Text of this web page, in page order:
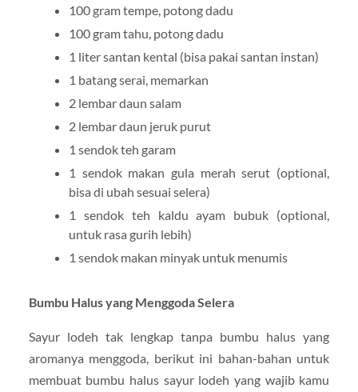
100 gram tempe, potong dadu
100 gram tahu, potong dadu
1 liter santan kental (bisa pakai santan instan)
1 batang serai, memarkan
2 lembar daun salam
2 lembar daun jeruk purut
1 sendok teh garam
1 sendok makan gula merah serut (optional,
bisa di ubah sesuai selera)
1 sendok teh kaldu ayam bubuk (optional,
untuk rasa gurih lebih)
1 sendok makan minyak untuk menumis
Bumbu Halus yang Menggoda Selera
Sayur lodeh tak lengkap tanpa bumbu halus yang
aromanya menggoda, berikut ini bahan-bahan untuk
membuat bumbu halus sayur lodeh yang wajib kamu